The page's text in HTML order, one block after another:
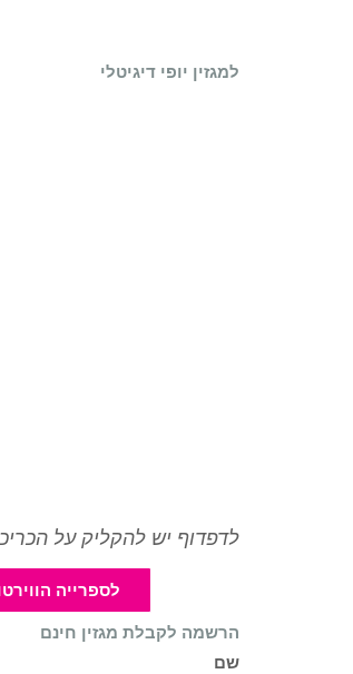
למגזין יופי דיגיטלי
לדפדוף יש להקליק על
לספרייה
הרשמה לקבלת מגזין חינם
שם